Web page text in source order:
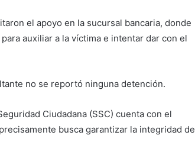
el apoyo en la sucursal bancaria, donde
auxiliar a la víctima e intentar dar con el
no se reportó ninguna detención.
Ciudadana (SSC) cuenta con el
busca garantizar la integridad de